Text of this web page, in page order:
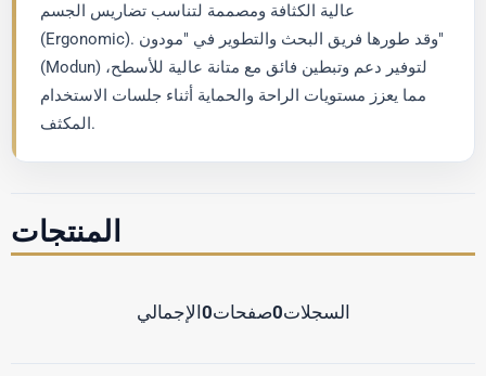
عالية الكثافة ومصممة لتناسب تضاريس الجسم
(Ergonomic). وقد طورها فريق البحث والتطوير في "مودون"
(Modun) لتوفير دعم وتبطين فائق مع متانة عالية للأسطح،
مما يعزز مستويات الراحة والحماية أثناء جلسات الاستخدام
المكثف.
المنتجات
الإجمالي 0صفحات0السجلات